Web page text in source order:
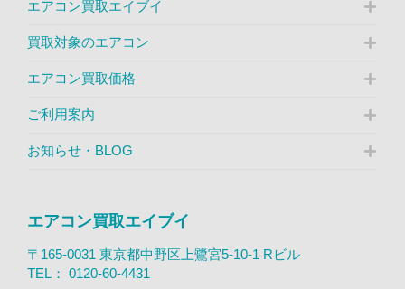
エアコン買取エイブイ
買取対象のエアコン
エアコン買取価格
ご利用案内
お知らせ・BLOG
エアコン買取エイブイ
〒165-0031 東京都中野区上鷺宮5-10-1 Rビル
TEL： 0120-60-4431